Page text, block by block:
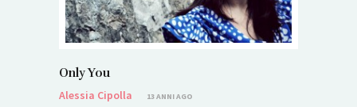
Only You
Alessia Cipolla
13 ANNI AGO